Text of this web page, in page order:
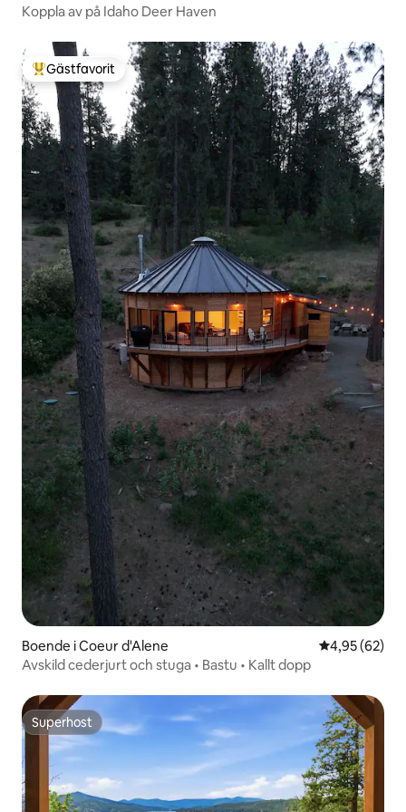
Koppla av på Idaho Deer Haven
Populär gästfavorit
Gästfavorit
Boende i Coeur d'Alene 4,95 av 5 i
4,95 (62)
Avskild cederjurt och stuga • Bastu • Kallt dopp
Superhost
Superhost